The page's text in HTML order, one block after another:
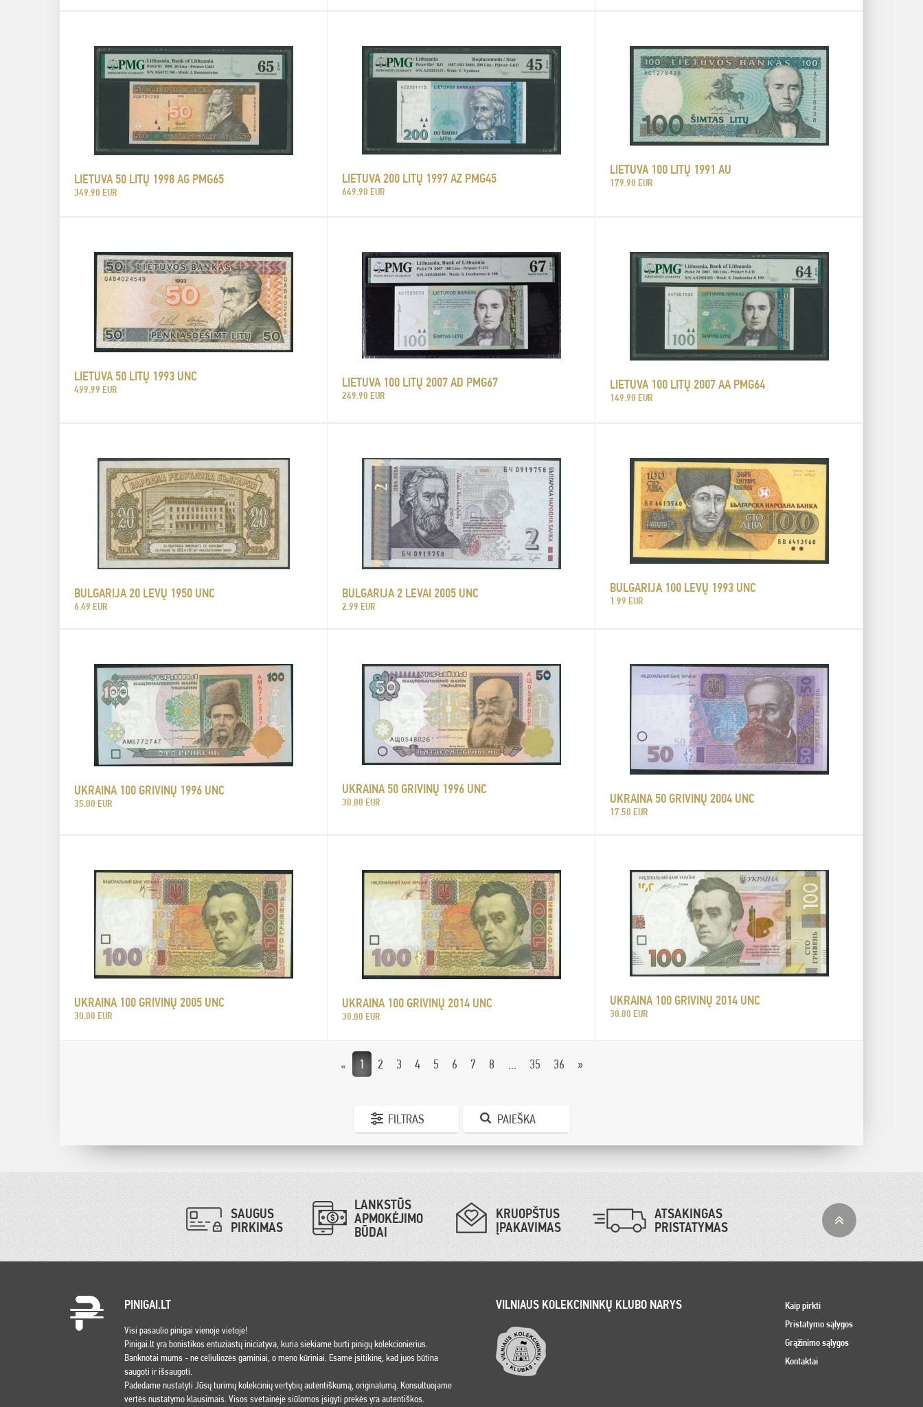
LIETUVA 50 LITŲ 1998 AG PMG65
349.90 EUR
LIETUVA 200 LITŲ 1997 AZ PMG45
649.90 EUR
LIETUVA 100 LITŲ 1991 AU
179.90 EUR
LIETUVA 50 LITŲ 1993 UNC
499.99 EUR LIETUVA 100 LITŲ 2007 AD PMG67
249.90 EUR
LIETUVA 100 LITŲ 2007 AA PMG64
149.90 EUR
BULGARIJA 20 LEVŲ 1950 UNC
6.49 EUR
BULGARIJA 2 LEVAI 2005 UNC
2.99 EUR
BULGARIJA 100 LEVŲ 1993 UNC
1.99 EUR
UKRAINA 100 GRIVINŲ 1996 UNC
35.00 EUR
UKRAINA 50 GRIVINŲ 1996 UNC
30.00 EUR UKRAINA 50 GRIVINŲ 2004 UNC
17.50 EUR
UKRAINA 100 GRIVINŲ 2005 UNC
30.00 EUR
UKRAINA 100 GRIVINŲ 2014 UNC
30.00 EUR
UKRAINA 100 GRIVINŲ 2014 UNC
30.00 EUR
« 1 2 3 4 5 6 7 8 ... 35 36 »
FILTRAS PAIEŠKA
SAUGUS
PIRKIMAS
LANKSTŪS
APMOKĖJIMO
BŪDAI
KRUOPŠTUS
ĮPAKAVIMAS
ATSAKINGAS
PRISTATYMAS
PINIGAI.LT
Visi pasaulio pinigai vienoje vietoje!
Pinigai.lt yra bonistikos entuziastų iniciatyva, kuria siekiame burti pinigų kolekcionierius.
Banknotai mums - ne celiuliozės gaminiai, o meno kūriniai. Esame įsitikinę, kad juos būtina
saugoti ir išsaugoti.
Padedame nustatyti Jūsų turimų kolekcinių vertybių autentiškumą, originalumą. Konsultuojame
vertės nustatymo klausimais. Visos svetainėje siūlomos įsigyti prekės yra autentiškos.
VILNIAUS KOLEKCININKŲ KLUBO NARYS
Kaip pirkti
Pristatymo sąlygos
Grąžinimo sąlygos
Kontaktai